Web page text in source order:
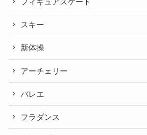
スキー
新体操
アーチェリー
バレエ
フラダンス